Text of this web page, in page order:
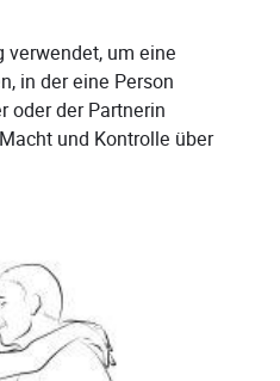
um eine
in der eine Person
oder der Partnerin
und Kontrolle über